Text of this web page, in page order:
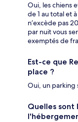
Oui, les chiens
de 1 au total et
n’excède pas
par nuit vous
exemptés de
Est-ce que
place ?
Oui, un parking
Quelles sont